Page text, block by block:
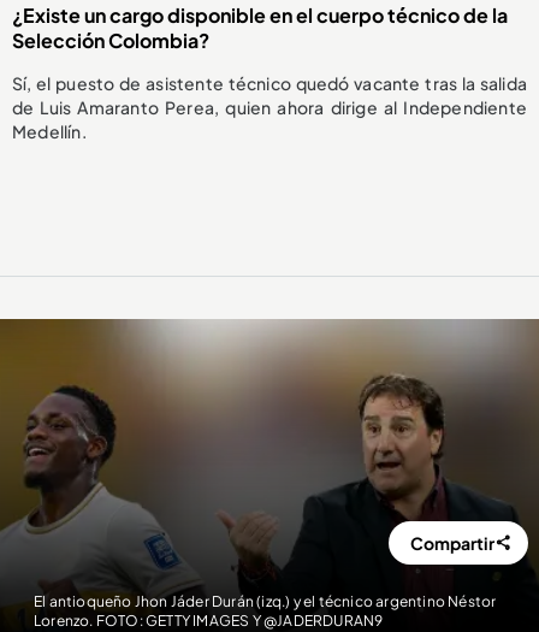
¿Existe un cargo disponible en el cuerpo técnico de la
Selección Colombia?
Sí, el puesto de asistente técnico quedó vacante tras la salida
de Luis Amaranto Perea, quien ahora dirige al Independiente
Medellín.
El antioqueño Jhon Jáder Durán (izq.) y el técnico argentino Néstor
Lorenzo. FOTO: GETTY IMAGES Y @JADERDURAN9
Compartir